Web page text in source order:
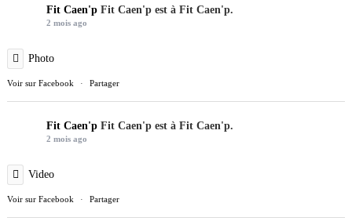
Fit Caen'p Fit Caen'p est à Fit Caen'p.
2 mois ago
Photo
Voir sur Facebook · Partager
Fit Caen'p Fit Caen'p est à Fit Caen'p.
2 mois ago
Video
Voir sur Facebook · Partager